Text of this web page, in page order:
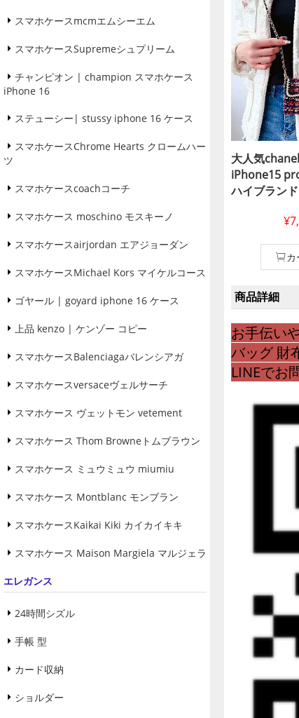
スマホケースmcmエムシーエム
スマホケースSupremeシュプリーム
チャンピオン | champion スマホケース
iPhone 16
ステューシー| stussy iphone 16 ケース
スマホケースChrome Hearts クロームハー
ツ
スマホケースcoachコーチ
スマホケース moschino モスキーノ
スマホケースairjordan エアジョーダン
スマホケースMichael Kors マイケルコース
ゴヤール | goyard iphone 16 ケース
上品 kenzo | ケンゾー コピー
スマホケースBalenciagaバレンシアガ
スマホケースversaceヴェルサーチ
スマホケース ヴェットモン vetement
スマホケース Thom Browneトムブラウン
スマホケース ミュウミュウ miumiu
スマホケース Montblanc モンブラン
スマホケースKaikai Kiki カイカイキキ
スマホケース Maison Margiela マルジェラ
エレガンス
24時間シズル
手帳 型
カード収納
ショルダー
大人気
iPhone15
ハイブラン
iPhone14皮
式モデル
通販店
ランド 女子
30 代 最新型
キラiphone
カ
商品詳細
お手伝い
バッグ 財
LINEでお